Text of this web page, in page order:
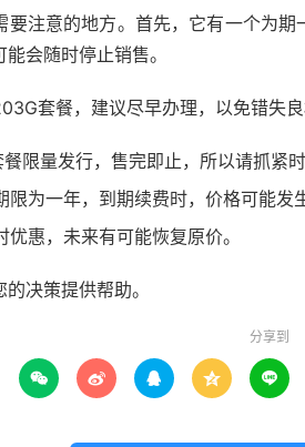
要注意的地方。首先，它有一个为
会随时停止销售。
套餐，建议尽早办理，以免错失良
限量发行，售完即止，所以请抓紧时
限为一年，到期续费时，价格可能发
优惠，未来有可能恢复原价。
决策提供帮助。
分享到
    